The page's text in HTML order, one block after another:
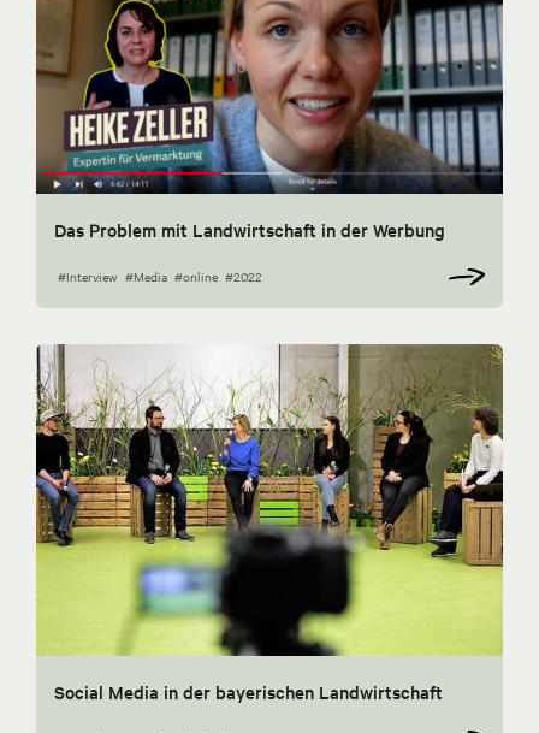
Das Problem mit Landwirtschaft in der Werbung
#Interview #Media #online #2022
Social Media in der bayerischen Landwirtschaft